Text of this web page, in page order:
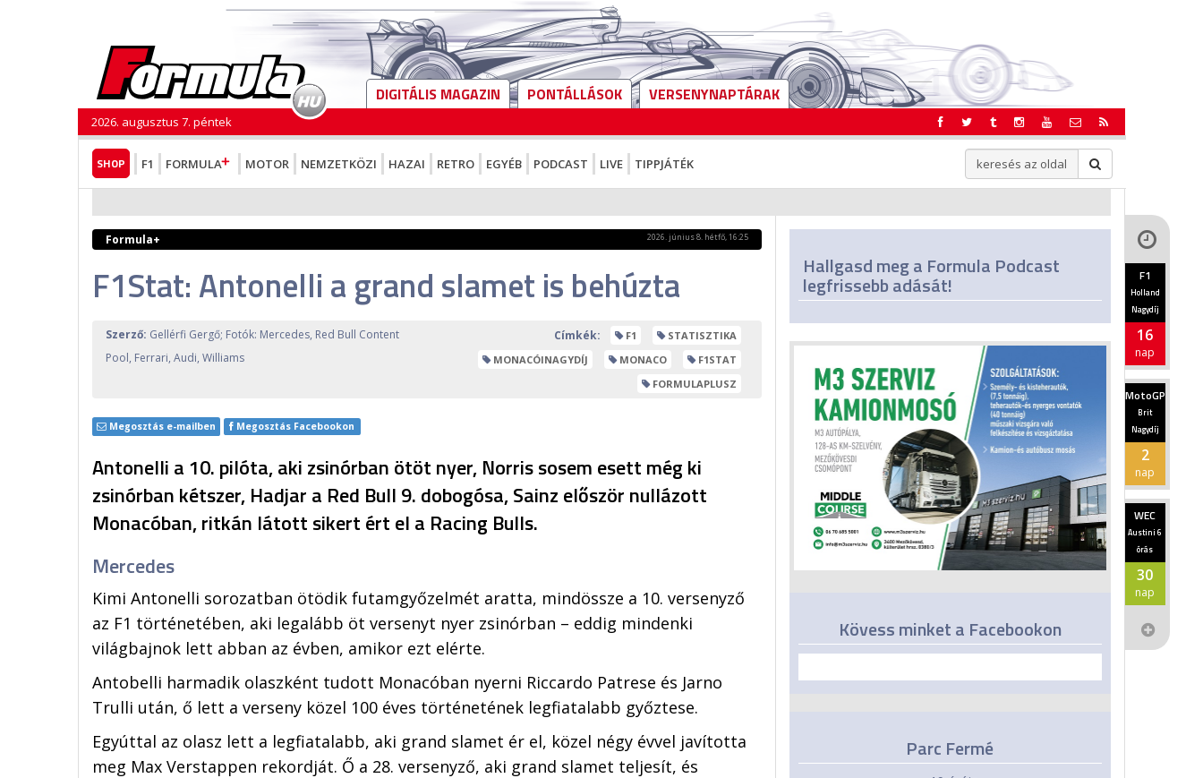
DIGITÁLIS MAGAZIN PONTÁLLÁSOK VERSENYNAPTÁRAK
2026. augusztus 7. péntek
SHOP F1 FORMULA MOTOR NEMZETKÖZI HAZAI RETRO EGYÉB PODCAST LIVE TIPPJÁTÉK
Formula+ 2026. június 8. hétfő, 16:25
F1Stat: Antonelli a grand slamet is behúzta
Szerző: Gellérfi Gergő; Fotók: Mercedes, Red Bull Content
Pool, Ferrari, Audi, Williams
Címkék: F1
STATISZTIKA
MONACÓINAGYDÍJ
MONACO
F1STAT
FORMULAPLUSZ
Megosztás e-mailben Megosztás Facebookon
Antonelli a 10. pilóta, aki zsinórban ötöt nyer, Norris sosem esett még ki
zsinórban kétszer, Hadjar a Red Bull 9. dobogósa, Sainz először nullázott
Monacóban, ritkán látott sikert ért el a Racing Bulls.
Mercedes
Kimi Antonelli sorozatban ötödik futamgyőzelmét aratta, mindössze a 10. versenyző
az F1 történetében, aki legalább öt versenyt nyer zsinórban – eddig mindenki
világbajnok lett abban az évben, amikor ezt elérte.
Antobelli harmadik olaszként tudott Monacóban nyerni Riccardo Patrese és Jarno
Trulli után, ő lett a verseny közel 100 éves történetének legfiatalabb győztese.
Egyúttal az olasz lett a legfiatalabb, aki grand slamet ér el, közel négy évvel javította
meg Max Verstappen rekordját. Ő a 28. versenyző, aki grand slamet teljesít, és
Hallgasd meg a Formula Podcast
legfrissebb adását! F1
Holland
Nagydíj
16
nap
MotoGP
Brit
Nagydíj
2
nap
WEC
Austini 6
órás
30
nap
Kövess minket a Facebookon
Parc Fermé